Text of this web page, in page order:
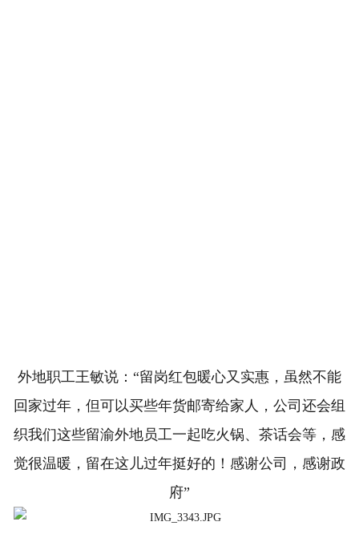
外地职工王敏说：“留岗红包暖心又实惠，虽然不能
回家过年，但可以买些年货邮寄给家人，公司还会组
织我们这些留渝外地员工一起吃火锅、茶话会等，感
觉很温暖，留在这儿过年挺好的！感谢公司，感谢政
府”